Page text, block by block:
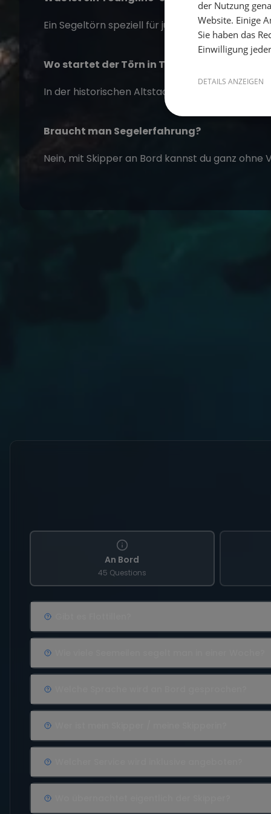
Ein Segeltörn speziell für junge Leute, der
Wo startet der Törn in Trogir?
In der historischen Altstadt von Trogir bei Split
Braucht man Segelerfahrung?
Nein, mit Skipper an Bord kannst du ganz ohne
An Bord
45 Questions
der Nutzung
Website. Einige
Sie haben das
Einwilligung
DETAILS ANZEIGEN